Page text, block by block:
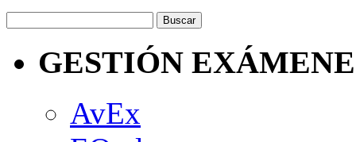
GESTIÓN
AvEx